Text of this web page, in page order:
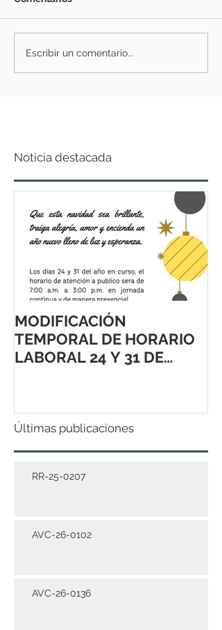
Escribir un comentario...
Noticia destacada
MODIFICACIÓN
TEMPORAL DE HORARIO
LABORAL 24 Y 31 DE
Últimas publicaciones
RR-25-0207
AVC-26-0102
AVC-26-0136